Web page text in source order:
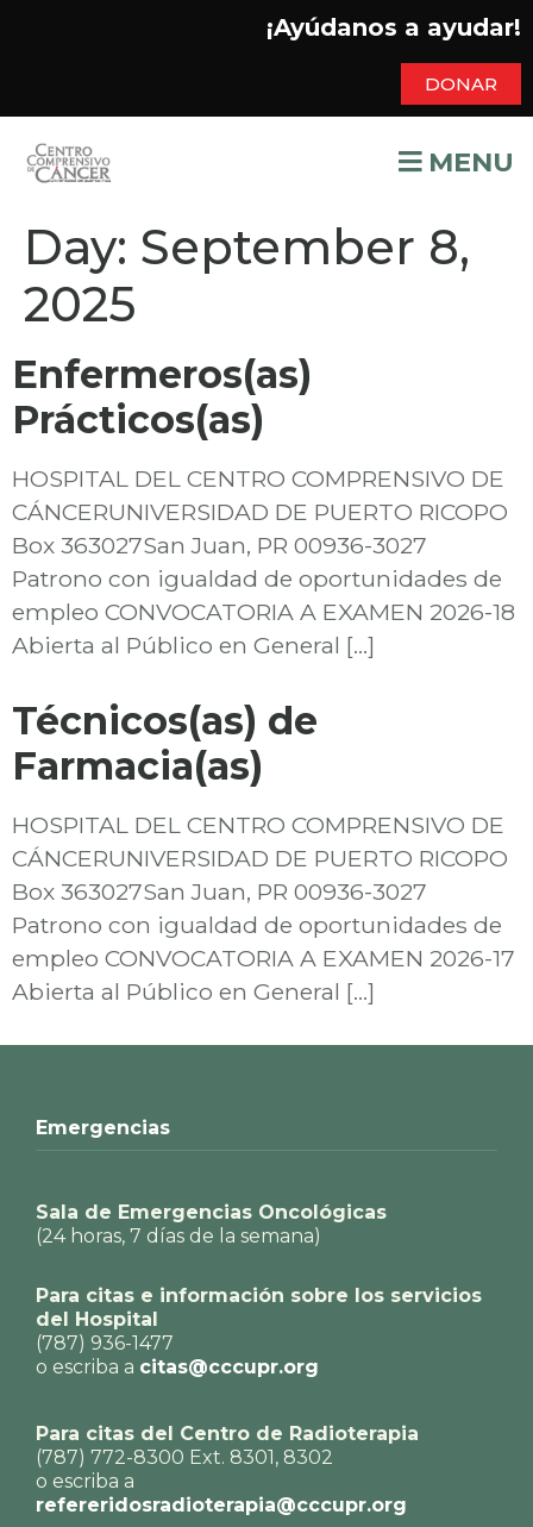
¡Ayúdanos a ayudar!
DONAR
MENU
Day: September 8,
2025
Enfermeros(as)
Prácticos(as)
HOSPITAL DEL CENTRO COMPRENSIVO DE
CÁNCERUNIVERSIDAD DE PUERTO RICOPO
Box 363027San Juan, PR 00936-3027
Patrono con igualdad de oportunidades de
empleo CONVOCATORIA A EXAMEN 2026-18
Abierta al Público en General […]
Técnicos(as) de
Farmacia(as)
HOSPITAL DEL CENTRO COMPRENSIVO DE
CÁNCERUNIVERSIDAD DE PUERTO RICOPO
Box 363027San Juan, PR 00936-3027
Patrono con igualdad de oportunidades de
empleo CONVOCATORIA A EXAMEN 2026-17
Abierta al Público en General […]
Emergencias
Sala de Emergencias Oncológicas
(24 horas, 7 días de la semana)
Para citas e información sobre los servicios
del Hospital
(787) 936-1477
o escriba a citas@cccupr.org
Para citas del Centro de Radioterapia
(787) 772-8300 Ext. 8301, 8302
o escriba a
refereridosradioterapia@cccupr.org